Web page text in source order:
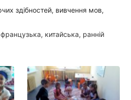
здібностей, вивчення мов,
китайська, ранній